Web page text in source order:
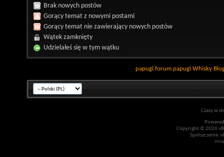
Brak nowych postów
Gorący temat z nowymi postami
Gorący temat nie zawierający nowych postów
Wątek zamknięty
Udzielałeś się w tym wątku
papugi forum papugi Whisky
Czasy w
Copyright © 2026
Spolszczenie: